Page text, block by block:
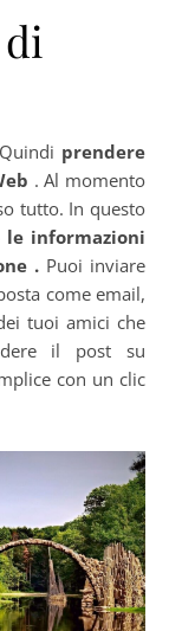
prendere
. Al momento
tutto. In questo
informazioni
. Puoi inviare
come email,
tuoi amici che
il post su
con un clic